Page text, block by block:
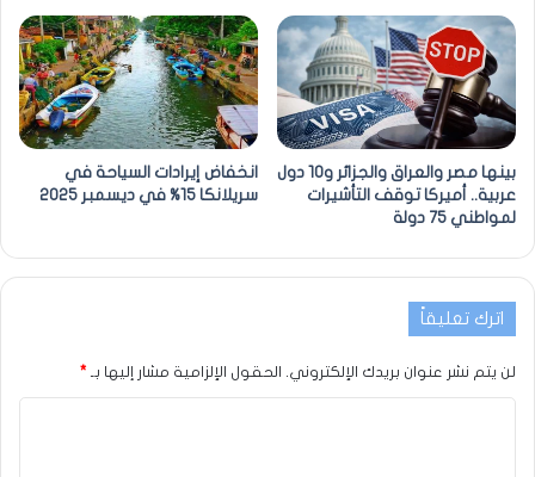
بينها مصر والعراق والجزائر و10 دول
عربية.. أميركا توقف التأشيرات
لمواطني 75 دولة
انخفاض إيرادات السياحة في
سريلانكا 15% في ديسمبر 2025
اترك تعليقاً
لن يتم نشر عنوان بريدك الإلكتروني. الحقول الإلزامية مشار إليها بـ *